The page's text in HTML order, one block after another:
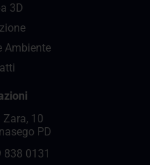
3D
Ambiente
Zara, 10
PD
838 0131